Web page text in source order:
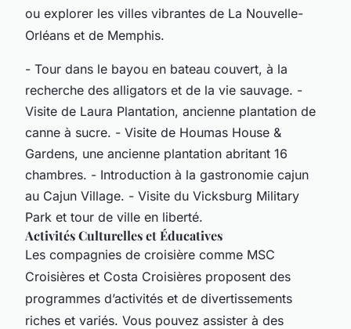
ou explorer les villes vibrantes de La Nouvelle-
Orléans et de Memphis.
- Tour dans le bayou en bateau couvert, à la
recherche des alligators et de la vie sauvage. -
Visite de Laura Plantation, ancienne plantation de
canne à sucre. - Visite de Houmas House &
Gardens, une ancienne plantation abritant 16
chambres. - Introduction à la gastronomie cajun
au Cajun Village. - Visite du Vicksburg Military
Park et tour de ville en liberté.
Activités Culturelles et Éducatives
Les compagnies de croisière comme MSC
Croisières et Costa Croisières proposent des
programmes d’activités et de divertissements
riches et variés. Vous pouvez assister à des